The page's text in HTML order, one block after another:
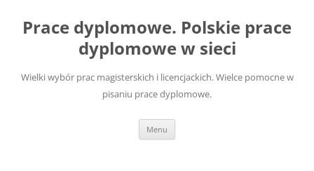
treści
Prace dyplomowe. Polskie prace
dyplomowe w sieci
Wielki wybór prac magisterskich i licencjackich. Wielce pomocne w
pisaniu prace dyplomowe.
Menu